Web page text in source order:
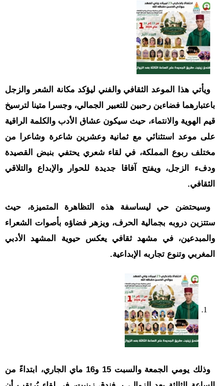
ويأتي هذا الموعد الثقافي والفني ليؤكد مكانة الشعر والزجل
باعتبارهما فضاءين رحبين للتعبير الجمالي، وجسرا متينا لترسيخ
قيم الهوية والانتماء، حيث سيكون عشاق الأدب والكلمة الراقية
على موعد استثنائي مع ثمانية وعشرين شاعرة وشاعرا من
مختلف ربوع المملكة، في لقاء شعري يحتفي بنبض القصيدة
ودفء الزجل، ويفتح آفاقا جديدة للحوار والإبداع والتلاقي
الثقافي.
وسيحتضن حي ليساسفة هذه التظاهرة المتميزة، حيث
ستتزين دروبه بجمالية الحرف، ويزهر فضاؤه بأصوات الشعراء
والمبدعين، في مشهد ثقافي يعكس حيوية المشهد الأدبي
المغربي وتنوع تجاربه الإبداعية.
وذلك يومي الجمعة والسبت 15 و16 ماي الجاري، ابتداءً من